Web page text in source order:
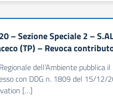
– Sezione Speciale 2 –
(TP) – Revoca
dell’Ambiente
con DDG n. 1809 del 15/12/
[…]